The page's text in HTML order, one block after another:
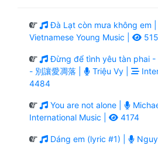
Đà Lạt còn mưa không em |
Vietnamese Young Music |
Đừng để tình yêu tàn phai -
- 別讓愛凋落 |
Triệu Vy |
4484
You are not alone |
International Music |
4174
Dáng em (lyric #1) |